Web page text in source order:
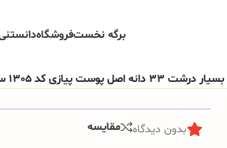
برگه نخستفروشگاه
کد 1305 سایز 23 آقابزرگ
بدون دیدگاه مقایسه